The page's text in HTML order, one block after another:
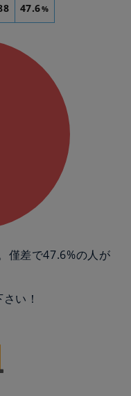
47.6%
僅差で47.6%の人が
い！